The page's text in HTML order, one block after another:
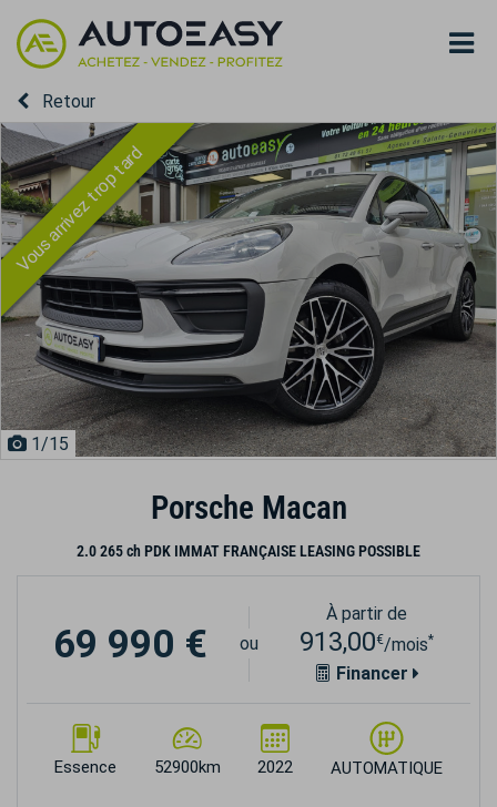
Retour
Vous arrivez trop tard
1/15
Porsche Macan
2.0 265 ch PDK IMMAT FRANÇAISE LEASING POSSIBLE
Essence 52900km 2022 AUTOMATIQUE
69 990 € ou
À partir de
913,00€/mois*
Financer